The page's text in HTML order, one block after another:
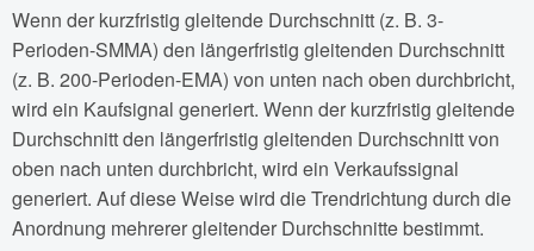
Wenn der kurzfristig gleitende Durchschnitt (z. B. 3-
Perioden-SMMA) den längerfristig gleitenden Durchschnitt
(z. B. 200-Perioden-EMA) von unten nach oben durchbricht,
wird ein Kaufsignal generiert. Wenn der kurzfristig gleitende
Durchschnitt den längerfristig gleitenden Durchschnitt von
oben nach unten durchbricht, wird ein Verkaufssignal
generiert. Auf diese Weise wird die Trendrichtung durch die
Anordnung mehrerer gleitender Durchschnitte bestimmt.